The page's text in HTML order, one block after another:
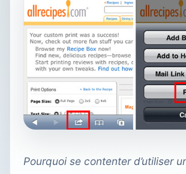
Pourquoi se contenter d’utiliser